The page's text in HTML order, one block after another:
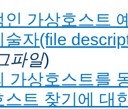
인 가상호스트
술자(file
파일)
가상호스트를
스트 찾기에 대